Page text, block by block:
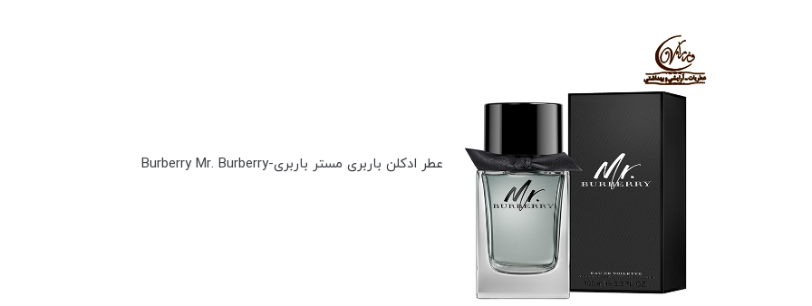
عطر ادکلن باربری مستر باربری-Burberry Mr. Burberry